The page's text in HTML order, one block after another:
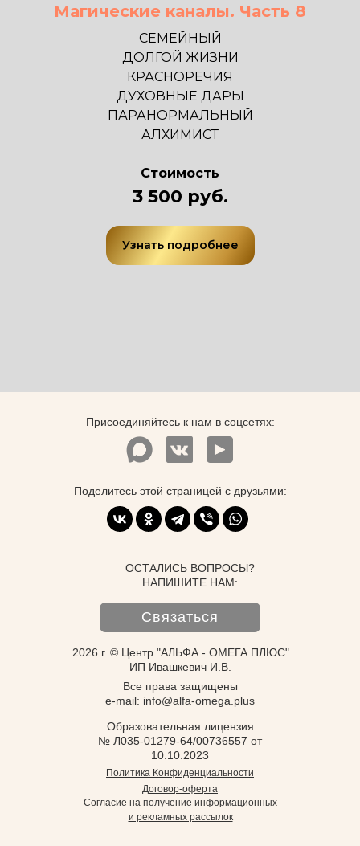
Магические каналы. Часть 8
СЕМЕЙНЫЙ
ДОЛГОЙ ЖИЗНИ
КРАСНОРЕЧИЯ
ДУХОВНЫЕ ДАРЫ
ПАРАНОРМАЛЬНЫЙ
АЛХИМИСТ
Стоимость
3 500 руб.
Узнать подробнее
2026 г. © Центр "АЛЬФА - ОМЕГА ПЛЮС"
ИП Ивашкевич И.В.
Поделитесь этой страницей с друзьями:
ОСТАЛИСЬ ВОПРОСЫ?
НАПИШИТЕ НАМ:
Связаться
Политика Конфиденциальности
Договор-оферта
Согласие на получение информационных
и рекламных рассылок
Присоединяйтесь к нам в соцсетях:
Все права защищены
e-mail: info@alfa-omega.plus
Образовательная лицензия
№ Л035-01279-64/00736557 от
10.10.2023